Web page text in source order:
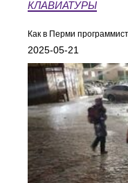
клавиатуры
Как в Перми
2025-05-21